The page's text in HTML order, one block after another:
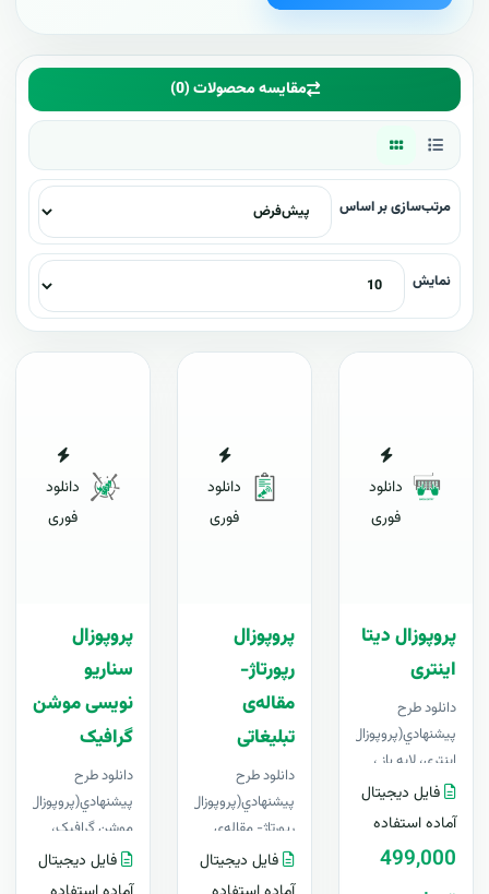
مقایسه محصولات (0)
مرتب‌سازی بر اساس
نمایش
دانلود
فوری
پروپوزال دیتا
اینتری
دانلود طرح
پيشنهادي(پروپوزال) دیتا
اینتری، لایه باز ،
قابل ویرایش در
Word+ آپدیت
فایل دیجیتال
آماده استفاده
499,000
دانلود
فوری
پروپوزال
رپورتاژ-
مقاله‌ی
تبلیغاتی
دانلود طرح
پيشنهادي(پروپوزال)
رپورتاژ- مقاله‌ی
تبلیغاتی، لایه باز ،
قابل ویرایش در
فایل دیجیتال
دانلود
فوری
پروپوزال
سناریو
نویسی موشن
گرافیک
دانلود طرح
پيشنهادي(پروپوزال)
موشن گرافیک،
لایه باز ، قابل
فایل دیجیتال